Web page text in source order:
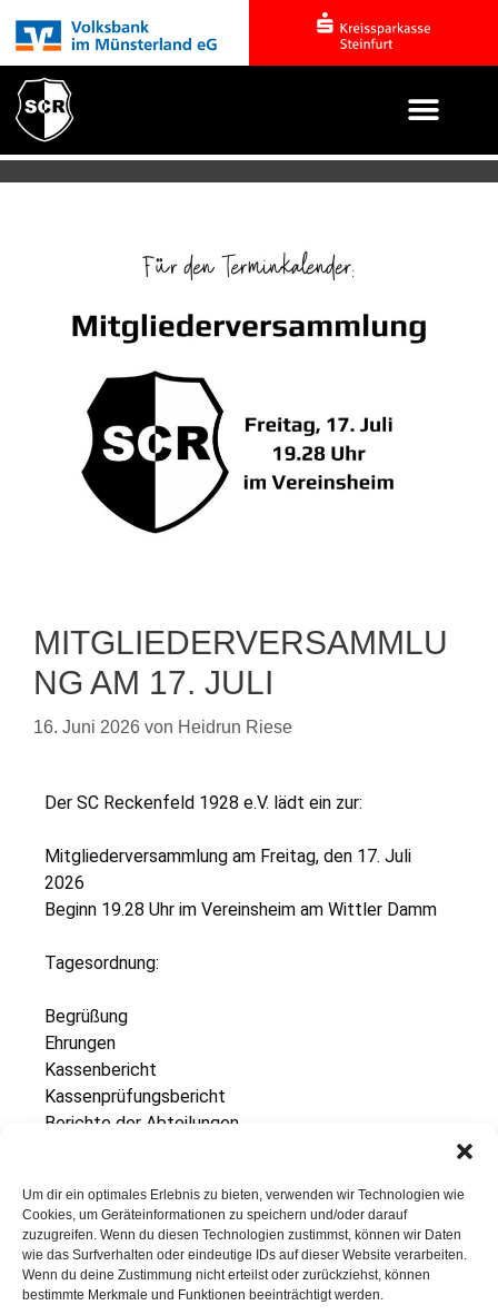
Um dir ein optimales Erlebnis zu bieten, verwenden wir Technologien wie
Cookies, um Geräteinformationen zu speichern und/oder darauf
zuzugreifen. Wenn du diesen Technologien zustimmst, können wir Daten
wie das Surfverhalten oder eindeutige IDs auf dieser Website verarbeiten.
Wenn du deine Zustimmung nicht erteilst oder zurückziehst, können
bestimmte Merkmale und Funktionen beeinträchtigt werden.
MITGLIEDERVERSAMMLU
NG AM 17. JULI
16. Juni 2026 von Heidrun Riese
Der SC Reckenfeld 1928 e.V. lädt ein zur:
Mitgliederversammlung am Freitag, den 17. Juli
2026
Beginn 19.28 Uhr im Vereinsheim am Wittler Damm
Tagesordnung:
Begrüßung
Ehrungen
Kassenbericht
Kassenprüfungsbericht
Berichte der Abteilungen
Wahlen
2. Vorsitzende/r
Hauptkassierer/in
1. Beisitzer/in